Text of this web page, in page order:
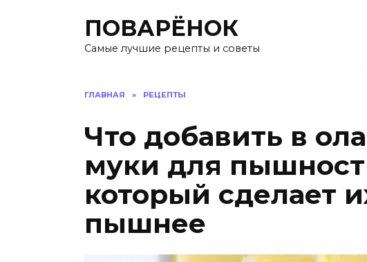
ПОВАРЁНОК
Самые лучшие рецепты и советы
ГЛАВНАЯ » РЕЦЕПТЫ
Что добавить в
муки для
который сделает
пышнее